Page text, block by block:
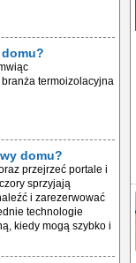
termoizolacyjna
domu?
przejrzeć portale i
sprzyjają
i zarezerwować
technologie
kiedy mogą szybko i